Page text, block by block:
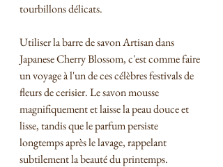
tourbillons délicats.
Utiliser la barre de savon Artisan dans
Japanese Cherry Blossom, c'est comme faire
un voyage à l'un de ces célèbres festivals de
fleurs de cerisier. Le savon mousse
magnifiquement et laisse la peau douce et
lisse, tandis que le parfum persiste
longtemps après le lavage, rappelant
subtilement la beauté du printemps.